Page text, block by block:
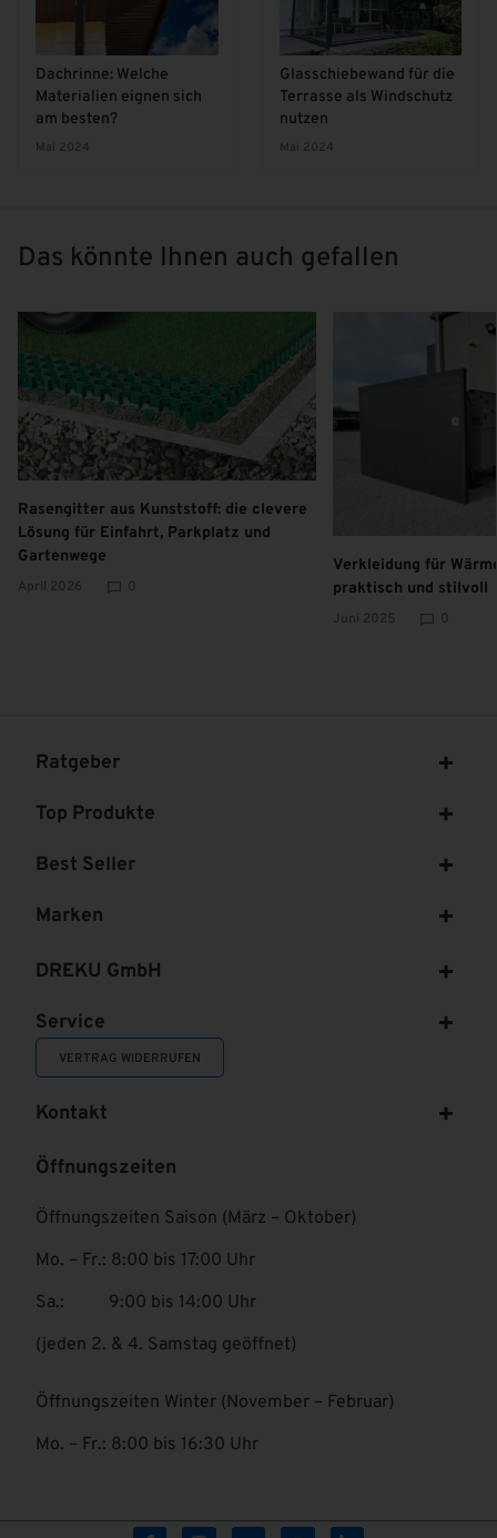
Dachrinne: Welche
Materialien eignen sich
am besten?
Mai 2024
Glasschiebewand für die
Terrasse als Windschutz
nutzen
Mai 2024
Das könnte Ihnen auch gefallen
Rasengitter aus Kunststoff: die clevere
Lösung für Einfahrt, Parkplatz und
Gartenwege
April 2026 0
Verkleidung für
praktisch und stilvoll
Juni 2025 0
Ratgeber
Top Produkte
Best Seller
Marken
DREKU GmbH
Service
VERTRAG WIDERRUFEN
Kontakt
Öffnungszeiten
Öffnungszeiten Saison (März – Oktober)
Mo. – Fr.: 8:00 bis 17:00 Uhr
Sa.: 9:00 bis 14:00 Uhr
(jeden 2. & 4. Samstag geöffnet)
Öffnungszeiten Winter (November – Februar)
Mo. – Fr.: 8:00 bis 16:30 Uhr